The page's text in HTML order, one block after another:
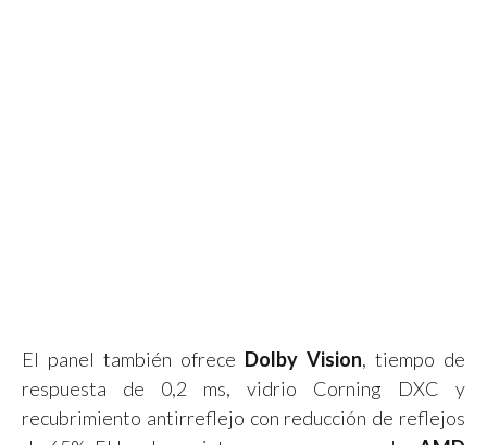
El panel también ofrece Dolby Vision, tiempo de
respuesta de 0,2 ms, vidrio Corning DXC y
recubrimiento antirreflejo con reducción de reflejos